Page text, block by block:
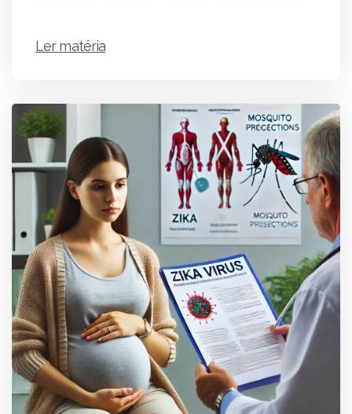
Ler matéria